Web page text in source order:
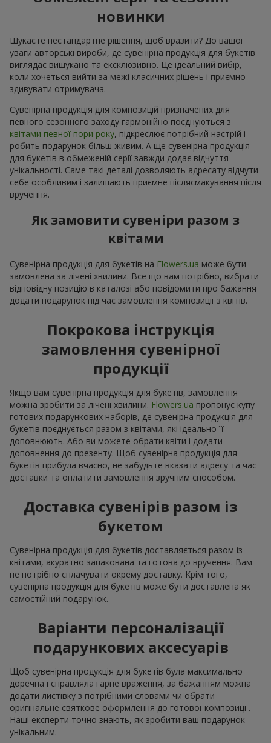
новинки
Шукаєте нестандартне рішення, щоб вразити? До вашої
уваги авторські вироби, де сувенірна продукція для букетів
виглядає вишукано та ексклюзивно. Це ідеальний вибір,
коли хочеться вийти за межі класичних рішень і приємно
здивувати отримувача.
Сувенірна продукція для композицій призначених для
певного сезонного заходу гармонійно поєднуються з
квітами певної пори року, підкреслює потрібний настрій і
робить подарунок більш живим. А ще сувенірна продукція
для букетів в обмеженій серії завжди додає відчуття
унікальності. Саме такі деталі дозволяють адресату відчути
себе особливим і залишають приємне післясмакування після
вручення.
Як замовити сувеніри разом з
квітами
Сувенірна продукція для букетів на Flowers.ua може бути
замовлена за лічені хвилини. Все що вам потрібно, вибрати
відповідну позицію в каталозі або повідомити про бажання
додати подарунок під час замовлення композиції з квітів.
Покрокова інструкція
замовлення сувенірної
продукції
Якщо вам сувенірна продукція для букетів, замовлення
можна зробити за лічені хвилини. Flowers.ua пропонує купу
готових подарункових наборів, де сувенірна продукція для
букетів поєднується разом з квітами, які ідеально її
доповнюють. Або ви можете обрати квіти і додати
доповнення до презенту. Щоб сувенірна продукція для
букетів прибула вчасно, не забудьте вказати адресу та час
доставки та оплатити замовлення зручним способом.
Доставка сувенірів разом із
букетом
Сувенірна продукція для букетів доставляється разом із
квітами, акуратно запакована та готова до вручення. Вам
не потрібно сплачувати окрему доставку. Крім того,
сувенірна продукція для букетів може бути доставлена як
самостійний подарунок.
Варіанти персоналізації
подарункових аксесуарів
Щоб сувенірна продукція для букетів була максимально
доречна і справляла гарне враження, за бажанням можна
додати листівку з потрібними словами чи обрати
оригінальне святкове оформлення до готової композиції.
Наші експерти точно знають, як зробити ваш подарунок
унікальним.